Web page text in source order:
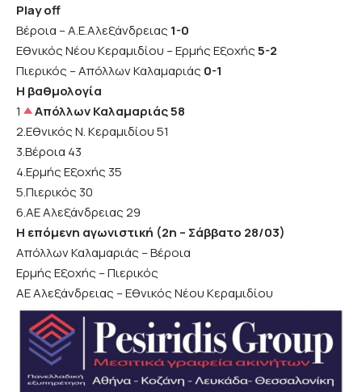
Play off
Βέροια – Α.Ε.Αλεξάνδρειας 1-0
Εθνικός Νέου Κεραμιδίου – Ερμής Εξοχής5-2
Πιερικός – Απόλλων Καλαμαριάς 0-1
Η βαθμολογία
1
Απόλλων Καλαμαριάς 58
2.Εθνικός Ν. Κεραμιδίου 51
3.Βέροια 43
4.Ερμής Εξοχής 35
5.Πιερικός 30
6.ΑΕ Αλεξάνδρειας 29
Η επόμενη αγωνιστική (2η – Σάββατο 28/03)
Απόλλων Καλαμαριάς – Βέροια
Ερμής Εξοχής – Πιερικός
ΑΕ Αλεξάνδρειας – Εθνικός Νέου Κεραμιδίου